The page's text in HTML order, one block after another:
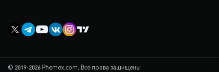
© 2019-2026 Phemex.com. Все права защищены